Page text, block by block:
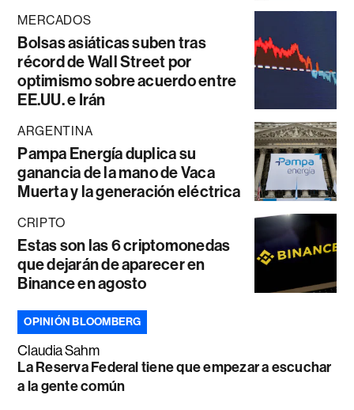
MERCADOS
Bolsas asiáticas suben tras
récord de Wall Street por
optimismo sobre acuerdo entre
EE.UU. e Irán
ARGENTINA
Pampa Energía duplica su
ganancia de la mano de Vaca
Muerta y la generación eléctrica
CRIPTO
Estas son las 6 criptomonedas
que dejarán de aparecer en
Binance en agosto
OPINIÓN BLOOMBERG
Claudia Sahm
La Reserva Federal tiene que empezar a escuchar
a la gente común